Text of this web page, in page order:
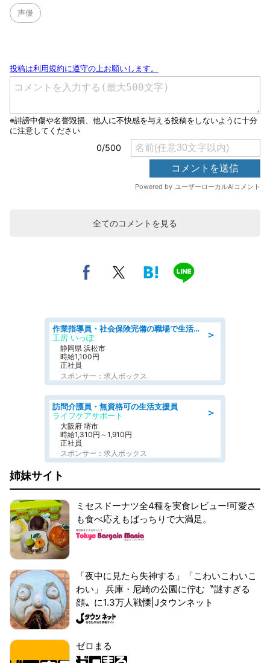
声優
全てのコメントを見る
＞
作業指導員・社会保険完備の職場で生活支援員
工房 いっぽ
静岡県 浜松市
時給1,100円
正社員
スポンサー：求人ボックス
＞
訪問介護員・無資格可の生活支援員
ライフケアサポート
大阪府 堺市
時給1,310円～1,910円
正社員
スポンサー：求人ボックス
姉妹サイト
ミセスドーナツ全4種を実食レビュー!可愛さ
も食べ応えもばっちりで大満足。
「夜中に見たら失神する」「こわいこわいこ
わい」 兵庫・尼崎の公園に佇む〝謎すぎる
顔〟に1.3万人戦慄|Jタウンネット
ゼロまる